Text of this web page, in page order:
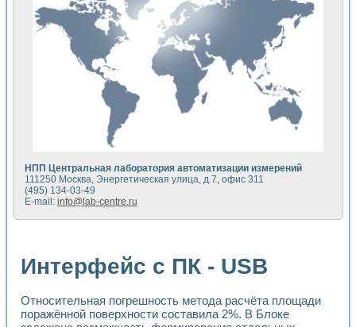
Портативная система для определения показателей
Использование LabVIEW для управления источником
Устройство для снятия вольт-амперных характеристик
Передовые научные технологии: нано-, фемто-,
Автоматизированная установка по измерению временных
Автоматизированный лабораторный комплекс на базе
Визуализация моделирования и оптимизации тепловой
Виртуальный прибор для исследования функциональных
Исследование возможности создания экономичного
Исследование кинетики движения макрочастиц в
Метод прогнозирования свойств дисперсных продуктов
Недорогая система управления сверхпроводящим
Применение технологий NI в курсе экспериментальной
Расчет переноса аэрозоля и выпадения осадка в
Применение NI VISION для геометрического анализа в
Система температурной стабилизации
Управление движением с помощью программно -
Определение параметров всплывающих газовых
НПП Центральная лаборатория автоматизации измерений
111250 Москва, Энергетическая улица, д.7, офис 311
(495) 134-03-49
E-mail: info@lab-centre.ru
Интерфейс с ПК - USB
Относительная погрешность метода расчёта площади
поражённой поверхности составила 2%. В Блоке